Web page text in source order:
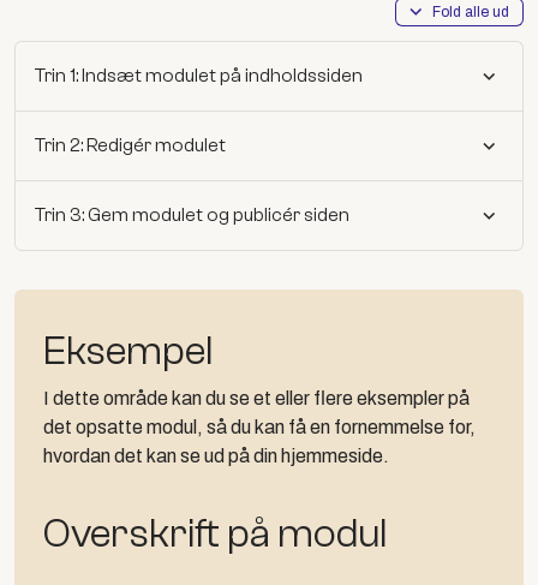
Fold alle ud
Trin 1: Indsæt modulet på indholdssiden
Trin 2: Redigér modulet
Trin 3: Gem modulet og publicér siden
Eksempel
I dette område kan du se et eller flere eksempler på
det opsatte modul, så du kan få en fornemmelse for,
hvordan det kan se ud på din hjemmeside.
Overskrift på modul